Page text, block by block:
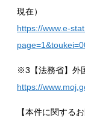
現在）
https://www.e-
※3【法務省】外
https://
【本件に関する